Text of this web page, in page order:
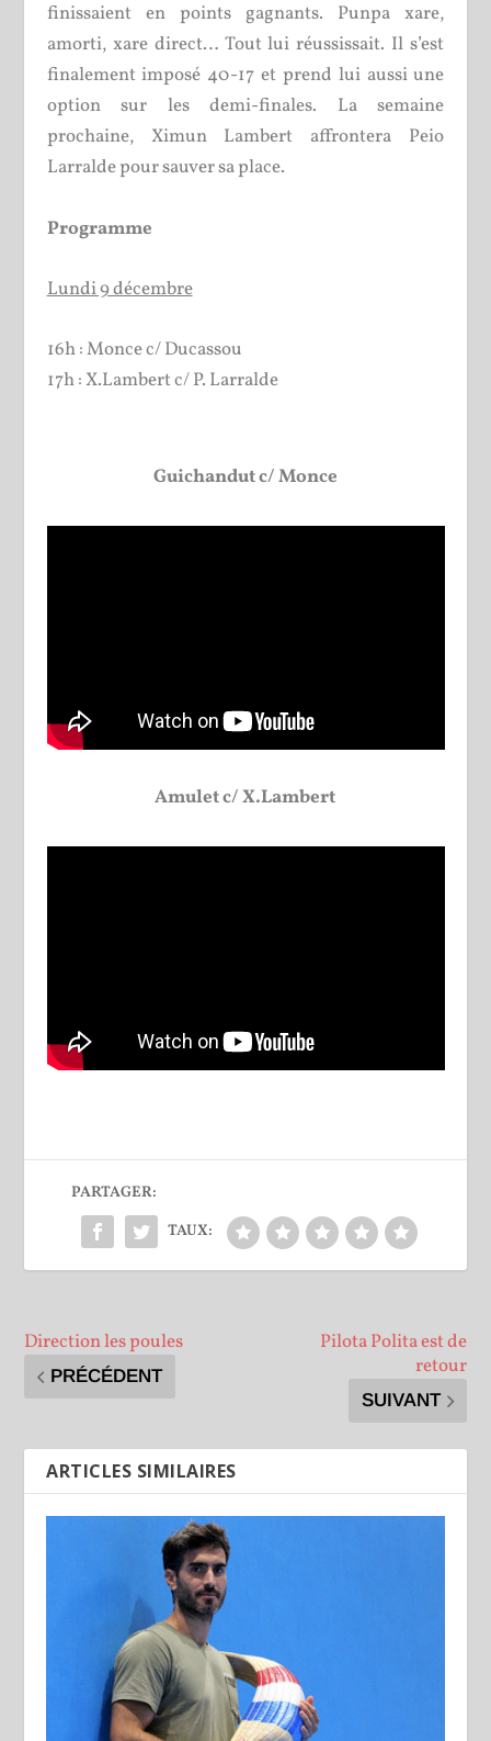
finissaient en points gagnants. Punpa xare,
amorti, xare direct… Tout lui réussissait. Il s’est
finalement imposé 40-17 et prend lui aussi une
option sur les demi-finales. La semaine
prochaine, Ximun Lambert affrontera Peio
Larralde pour sauver sa place.
Programme
Lundi 9 décembre
16h : Monce c/ Ducassou
17h : X.Lambert c/ P. Larralde
Guichandut c/ Monce
Amulet c/ X.Lambert
PARTAGER:
TAUX:
Direction les poules
PRÉCÉDENT
Pilota Polita est de
retour
SUIVANT
ARTICLES SIMILAIRES